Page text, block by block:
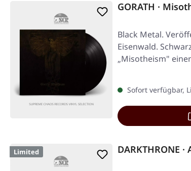
GORATH ·
Black Metal.
Eisenwald.
„Misotheism"
Sofort verfügbar,
Limited DARKTHRONE